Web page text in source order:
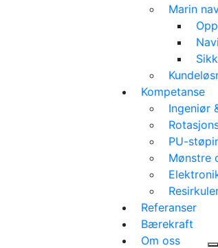
Marin
Kompetanse
Ingeniør
PU-
Mønstre
Referanser
Bærekraft
Om oss